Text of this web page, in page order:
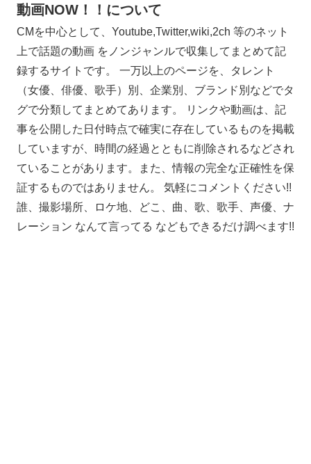
動画NOW！！について
CMを中心として、Youtube,Twitter,wiki,2ch 等のネット
上で話題の動画 をノンジャンルで収集してまとめて記
録するサイトです。 一万以上のページを、タレント
（女優、俳優、歌手）別、企業別、ブランド別などでタ
グで分類してまとめてあります。 リンクや動画は、記
事を公開した日付時点で確実に存在しているものを掲載
していますが、時間の経過とともに削除されるなどされ
ていることがあります。また、情報の完全な正確性を保
証するものではありません。 気軽にコメントください!!
誰、撮影場所、ロケ地、どこ、曲、歌、歌手、声優、ナ
レーション なんて言ってる などもできるだけ調べます!!